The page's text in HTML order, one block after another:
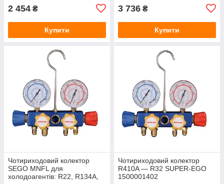
2 454 ₴
Купити
3 736 ₴
Купити
Чотириходовий колектор
SEGO MNFL для
холодоагентів: R22, R134A,
Чотириходовий колектор
R410A — R32 SUPER-EGO
1500001402